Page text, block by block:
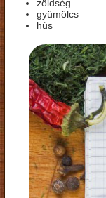
zöldség
gyümölcs
hús